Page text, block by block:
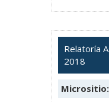
Relatoría
2018
Micrositio: